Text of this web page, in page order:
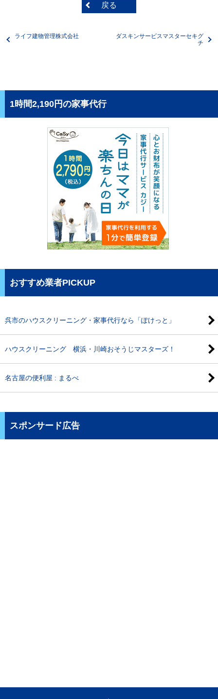
戻る
ライフ建物管理株式会社
ダスキンサービスマスターセキグ
チ
1時間2,190円の家事代行
おすすめ業者PICKUP
呉市のハウスクリーニング・家事代行なら「ぽけっと」
ハウスクリーニング 横浜・川崎おそうじマスターズ！
名古屋の便利屋 : まるべ
スポンサード広告